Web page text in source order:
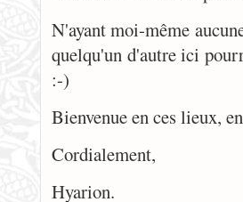
N'ayant moi-même
quelqu'un d'autre ici
:-)
Bienvenue en ces lieux,
Cordialement,
Hyarion.